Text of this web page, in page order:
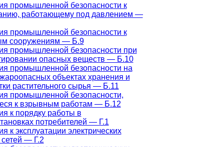
промышленной безопасности к
работающему под давлением —
промышленной безопасности к
сооружениям — Б.9
промышленной безопасности при
опасных веществ — Б.10
промышленной безопасности на
объектах хранения и
растительного сырья — Б.11
промышленной безопасности,
к взрывным работам — Б.12
к порядку работы в
потребителей — Г.1
к эксплуатации электрических
— Г.2